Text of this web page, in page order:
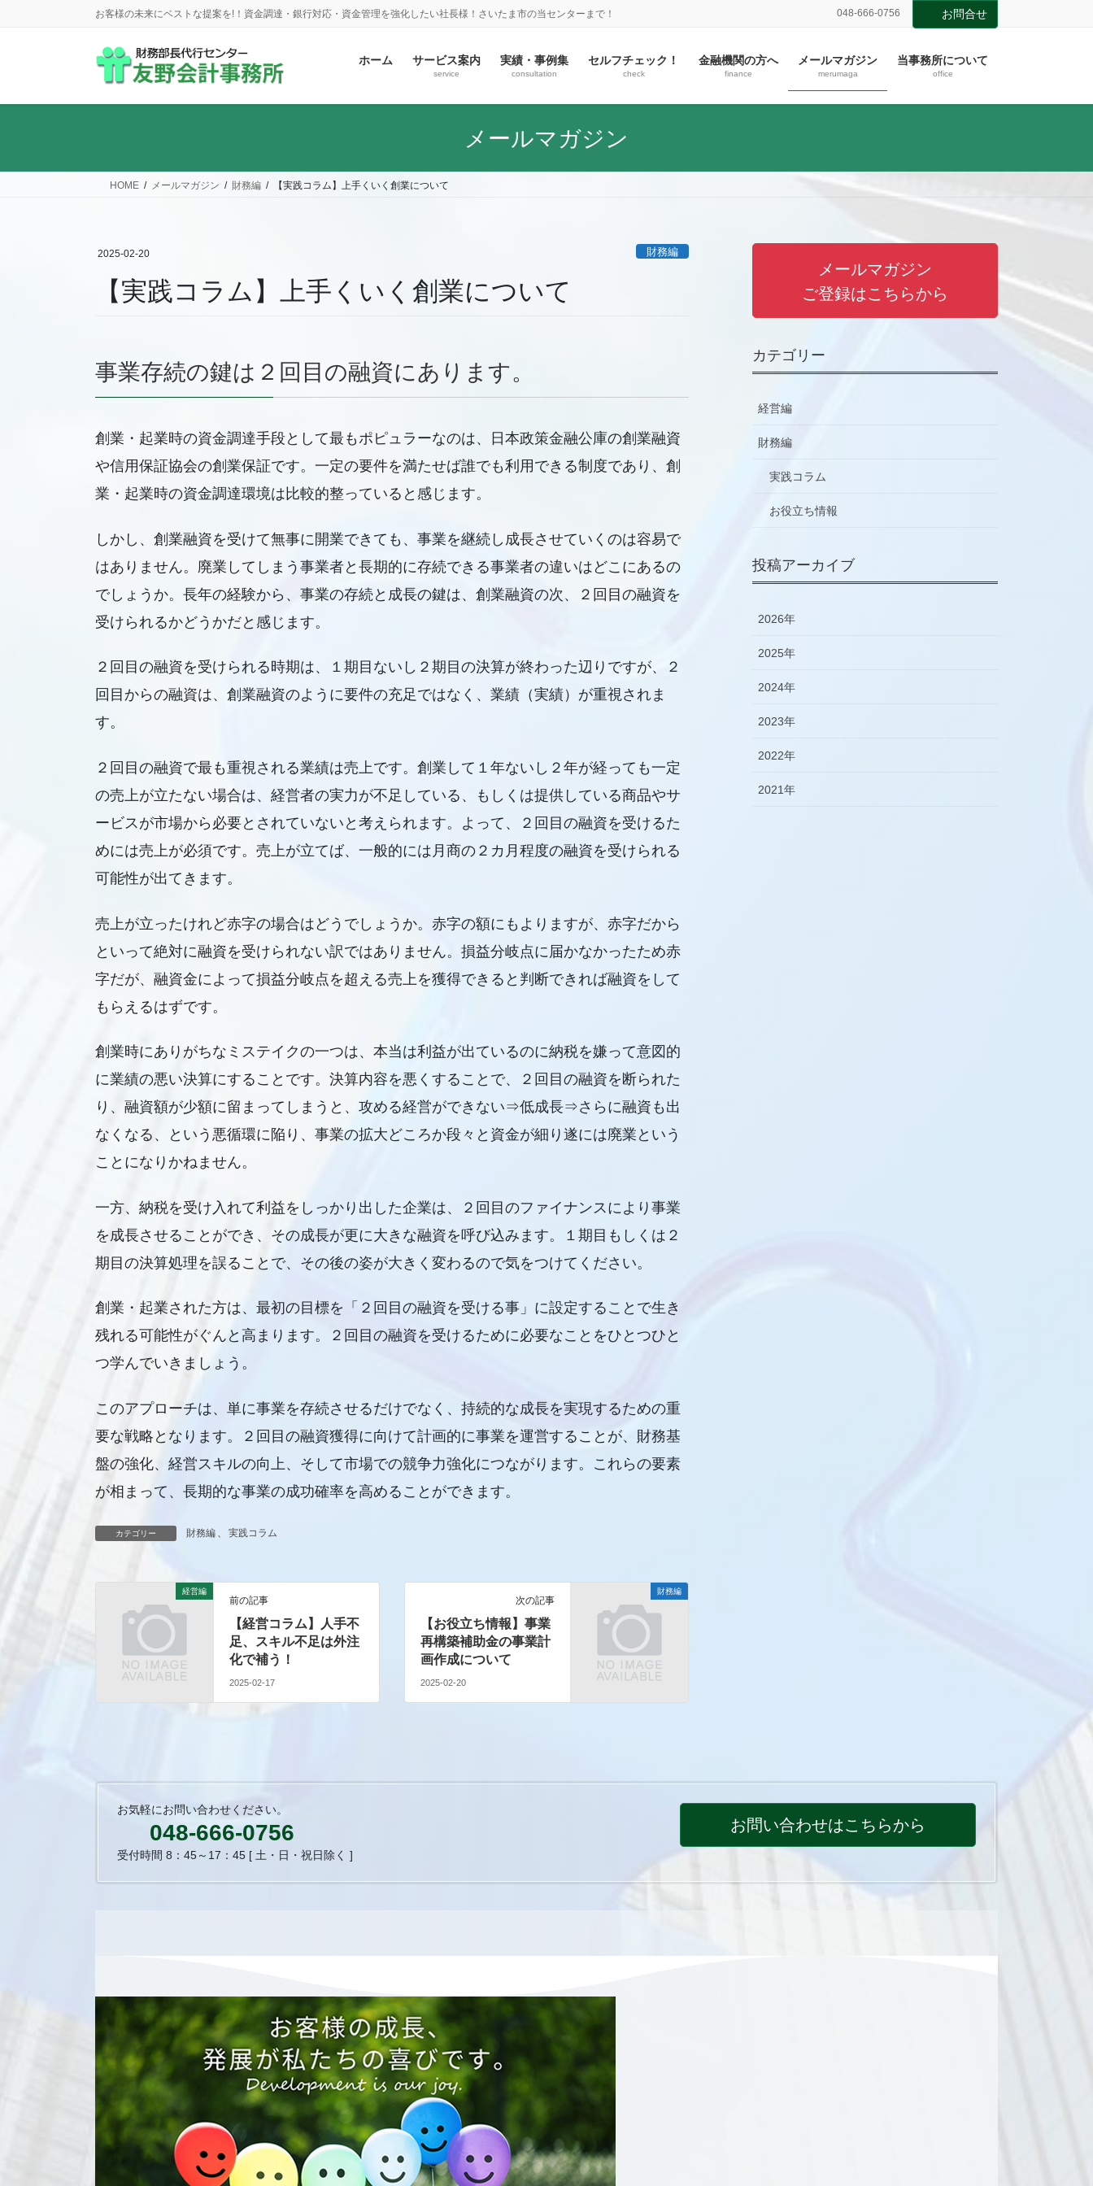
に
ョ
お客様の未来にベストな提案を!！資金調達・銀行対応・資金管理を強化したい社長様！さいたま市の当センターまで！ 048-666-0756 お問合せ
ホーム サービス案内
service
実績・事例集
consultation
セルフチェック！
check
金融機関の方へ
finance
メールマガジン
merumaga
当事務所について
office
メールマガジン
HOME メールマガジン 財務編 【実践コラム】上手くいく創業について
2025-02-20 財務編
【実践コラム】上手くいく創業について
事業存続の鍵は２回目の融資にあります。
創業・起業時の資金調達手段として最もポピュラーなのは、日本政策金融公庫の創業融資
や信用保証協会の創業保証です。一定の要件を満たせば誰でも利用できる制度であり、創
業・起業時の資金調達環境は比較的整っていると感じます。
しかし、創業融資を受けて無事に開業できても、事業を継続し成長させていくのは容易で
はありません。廃業してしまう事業者と長期的に存続できる事業者の違いはどこにあるの
でしょうか。長年の経験から、事業の存続と成長の鍵は、創業融資の次、２回目の融資を
受けられるかどうかだと感じます。
２回目の融資を受けられる時期は、１期目ないし２期目の決算が終わった辺りですが、２
回目からの融資は、創業融資のように要件の充足ではなく、業績（実績）が重視されま
す。
２回目の融資で最も重視される業績は売上です。創業して１年ないし２年が経っても一定
の売上が立たない場合は、経営者の実力が不足している、もしくは提供している商品やサ
ービスが市場から必要とされていないと考えられます。よって、２回目の融資を受けるた
めには売上が必須です。売上が立てば、一般的には月商の２カ月程度の融資を受けられる
可能性が出てきます。
売上が立ったけれど赤字の場合はどうでしょうか。赤字の額にもよりますが、赤字だから
といって絶対に融資を受けられない訳ではありません。損益分岐点に届かなかったため赤
字だが、融資金によって損益分岐点を超える売上を獲得できると判断できれば融資をして
もらえるはずです。
創業時にありがちなミステイクの一つは、本当は利益が出ているのに納税を嫌って意図的
に業績の悪い決算にすることです。決算内容を悪くすることで、２回目の融資を断られた
り、融資額が少額に留まってしまうと、攻める経営ができない⇒低成長⇒さらに融資も出
なくなる、という悪循環に陥り、事業の拡大どころか段々と資金が細り遂には廃業という
ことになりかねません。
一方、納税を受け入れて利益をしっかり出した企業は、２回目のファイナンスにより事業
を成長させることができ、その成長が更に大きな融資を呼び込みます。１期目もしくは２
期目の決算処理を誤ることで、その後の姿が大きく変わるので気をつけてください。
創業・起業された方は、最初の目標を「２回目の融資を受ける事」に設定することで生き
残れる可能性がぐんと高まります。２回目の融資を受けるために必要なことをひとつひと
つ学んでいきましょう。
このアプローチは、単に事業を存続させるだけでなく、持続的な成長を実現するための重
要な戦略となります。２回目の融資獲得に向けて計画的に事業を運営することが、財務基
盤の強化、経営スキルの向上、そして市場での競争力強化につながります。これらの要素
が相まって、長期的な事業の成功確率を高めることができます。
カテゴリー 財務編 実践コラム
経営編
前の記事
【経営コラム】人手不
足、スキル不足は外注
化で補う！
2025-02-17
財務編
次の記事
【お役立ち情報】事業
再構築補助金の事業計
画作成について
2025-02-20
メールマガジン
ご登録はこちらから
カテゴリー
経営編
財務編
実践コラム
お役立ち情報
投稿アーカイブ
2026年
2025年
2024年
2023年
2022年
2021年
お気軽にお問い合わせください。
048-666-0756
受付時間 8：45～17：45 [ 土・日・祝日除く ]
お問い合わせはこちらから